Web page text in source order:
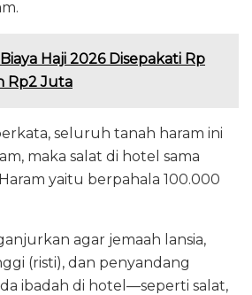
Biaya Haji 2026 Disepakati Rp
Rp2 Juta
seluruh tanah haram ini
maka salat di hotel sama
yaitu berpahala 100.000
agar jemaah lansia,
(risti), dan penyandang
ibadah di hotel—seperti salat,